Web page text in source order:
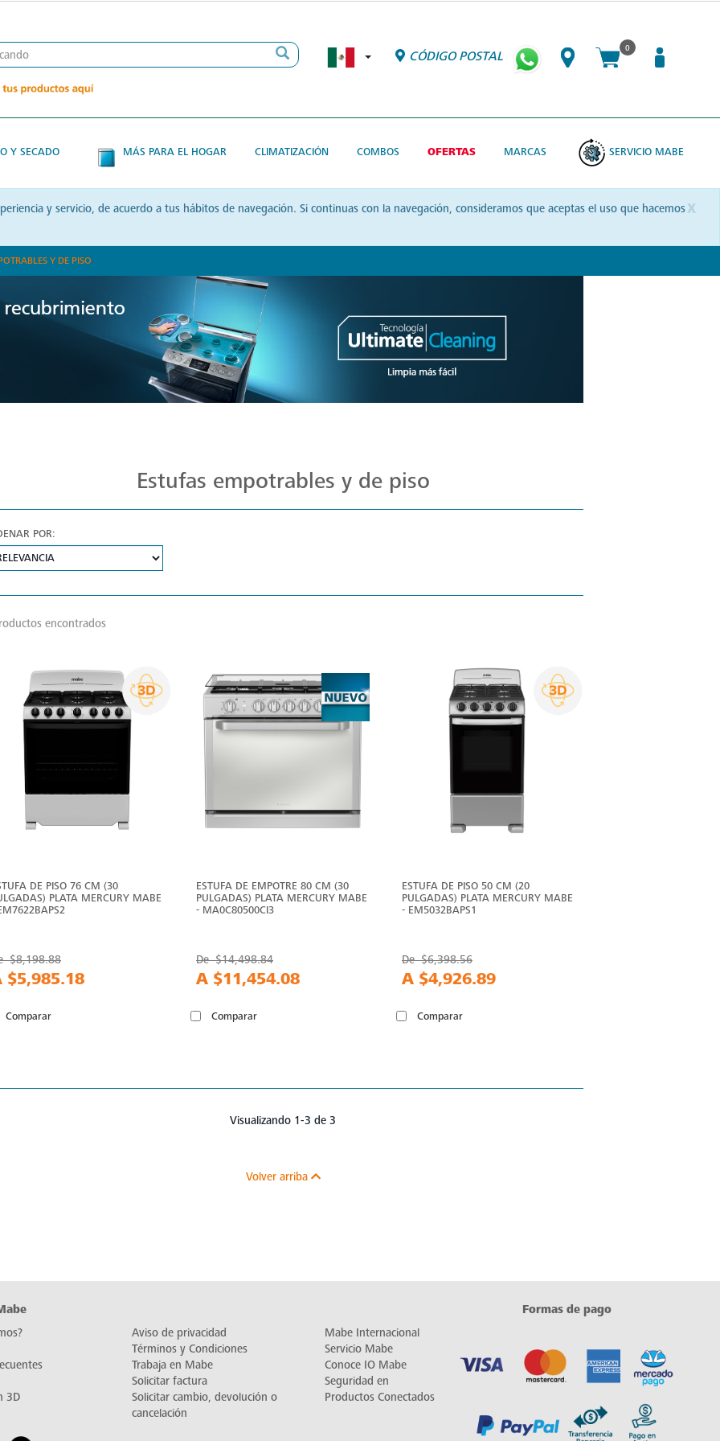
CÓDIGO POSTAL
0
Y SECADO MÁS PARA EL HOGAR CLIMATIZACIÓN COMBOS OFERTAS MARCAS SERVICIO MABE
x
y servicio, de acuerdo a tus hábitos de navegación. Si continuas con la navegación, consideramos que aceptas el uso que hacemos
Y DE PISO
Estufas empotrables y de piso
POR:
encontrados
DE PISO 76 CM (30
PLATA MERCURY MABE
$8,198.88
$5,985.18
Comparar
ESTUFA DE EMPOTRE 80 CM (30
PULGADAS) PLATA MERCURY MABE
- MA0C80500CI3
De$14,498.84
A $11,454.08
Comparar
ESTUFA DE PISO 50 CM (20
PULGADAS) PLATA MERCURY MABE
- EM5032BAPS1
De$6,398.56
A $4,926.89
Comparar
Visualizando 1-3 de 3
Volver arriba
3D
Aviso de privacidad
Términos y Condiciones
Trabaja en Mabe
Solicitar factura
Solicitar cambio, devolución o
cancelación
Mabe Internacional
Servicio Mabe
Conoce IO Mabe
Seguridad en
Productos Conectados
Formas de pago